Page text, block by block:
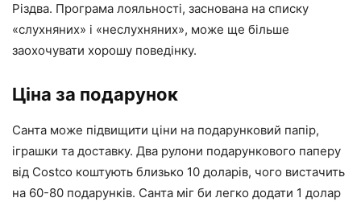
Різдва. Програма лояльності, заснована на списку
«слухняних» і «неслухняних», може ще більше
заохочувати хорошу поведінку.
Ціна за подарунок
Санта може підвищити ціни на подарунковий папір,
іграшки та доставку. Два рулони подарункового паперу
від Costco коштують близько 10 доларів, чого вистачить
на 60-80 подарунків. Санта міг би легко додати 1 долар